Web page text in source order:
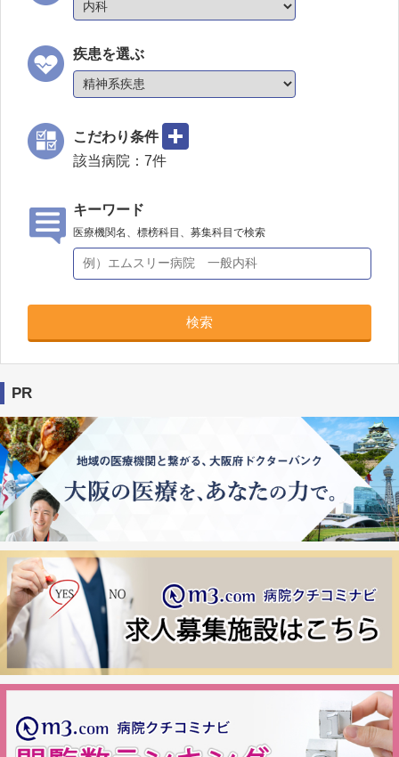
疾患を選ぶ
こだわり条件
該当病院： 7件
キーワード
医療機関名、標榜科目、募集科目で検索
検索
PR